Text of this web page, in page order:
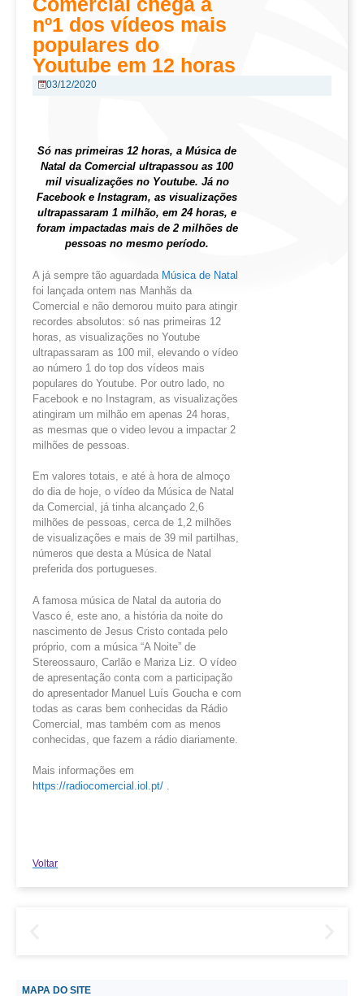
nº1 dos vídeos mais
populares do
Youtube em 12 horas
03/12/2020
Só nas primeiras 12 horas, a Música de
Natal da Comercial ultrapassou as 100
mil visualizações no Youtube. Já no
Facebook e Instagram, as visualizações
ultrapassaram 1 milhão, em 24 horas, e
foram impactadas mais de 2 milhões de
pessoas no mesmo período.
A já sempre tão aguardada Música de Natal
foi lançada ontem nas Manhãs da
Comercial e não demorou muito para atingir
recordes absolutos: só nas primeiras 12
horas, as visualizações no Youtube
ultrapassaram as 100 mil, elevando o vídeo
ao número 1 do top dos vídeos mais
populares do Youtube. Por outro lado, no
Facebook e no Instagram, as visualizações
atingiram um milhão em apenas 24 horas,
as mesmas que o video levou a impactar 2
milhões de pessoas.
Em valores totais, e até à hora de almoço
do dia de hoje, o vídeo da Música de Natal
da Comercial, já tinha alcançado 2,6
milhões de pessoas, cerca de 1,2 milhões
de visualizações e mais de 39 mil partilhas,
números que desta a Música de Natal
preferida dos portugueses.
A famosa música de Natal da autoria do
Vasco é, este ano, a história da noite do
nascimento de Jesus Cristo contada pelo
próprio, com a música “A Noite” de
Stereossauro, Carlão e Mariza Liz. O vídeo
de apresentação conta com a participação
do apresentador Manuel Luís Goucha e com
todas as caras bem conhecidas da Rádio
Comercial, mas também com as menos
conhecidas, que fazem a rádio diariamente.
Mais informações em
https://radiocomercial.iol.pt/ .
Voltar
MAPA DO SITE